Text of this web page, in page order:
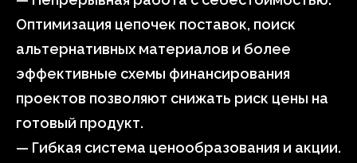
Оптимизация цепочек поставок, поиск
альтернативных материалов и более
эффективные схемы финансирования
проектов позволяют снижать риск цены на
готовый продукт.
— Гибкая система ценообразования и акции.